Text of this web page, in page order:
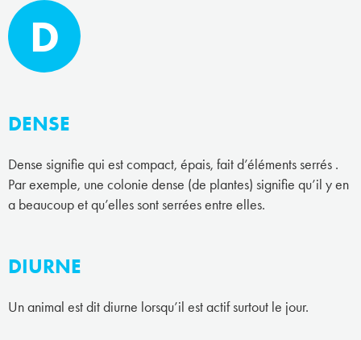
D
DENSE
Dense signifie qui est compact, épais, fait d’éléments serrés .
Par exemple, une colonie dense (de plantes) signifie qu’il y en
a beaucoup et qu’elles sont serrées entre elles.
DIURNE
Un animal est dit diurne lorsqu’il est actif surtout le jour.